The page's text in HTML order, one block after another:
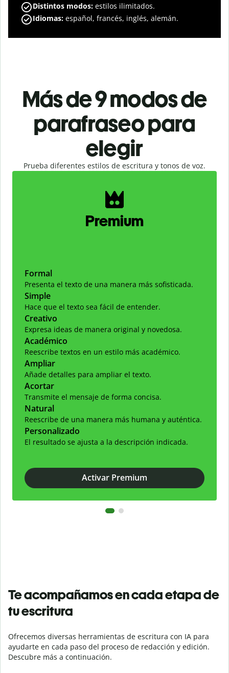
Distintos modos: estilos ilimitados.
Idiomas: español, francés, inglés, alemán.
Más de 9 modos de
parafraseo para
elegir
Prueba diferentes estilos de escritura y tonos de voz.
Slide 1 of 2
Premium
Formal
Presenta el texto de una manera más sofisticada.
Simple
Hace que el texto sea fácil de entender.
Creativo
Expresa ideas de manera original y novedosa.
Académico
Reescribe textos en un estilo más académico.
Ampliar
Añade detalles para ampliar el texto.
Acortar
Transmite el mensaje de forma concisa.
Natural
Reescribe de una manera más humana y auténtica.
Personalizado
El resultado se ajusta a la descripción indicada.
Activar Premium
Te acompañamos en cada etapa de
tu escritura
Ofrecemos diversas herramientas de escritura con IA para
ayudarte en cada paso del proceso de redacción y edición.
Descubre más a continuación.